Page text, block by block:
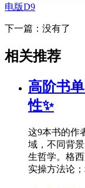
电版D9
下一篇：没有了
相关推荐
高阶书
性✨
这9本书的作
域，不同背
生哲学。格
实操方法论